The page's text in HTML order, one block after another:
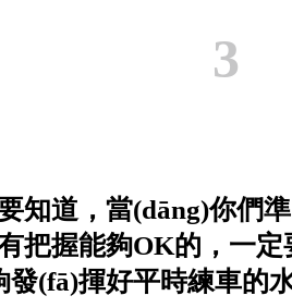
3
知道，當(dāng)你們
握能夠OK的，一
(fā)揮好平時練車的水